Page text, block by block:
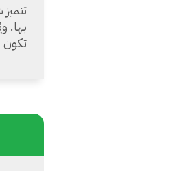
بها.
تكون